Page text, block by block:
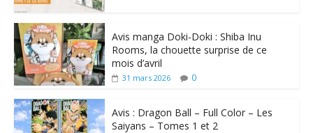
Avis manga Doki-Doki : Shiba Inu
Rooms, la chouette surprise de ce
mois d’avril
31 mars 2026 0
Avis : Dragon Ball – Full Color – Les
Saiyans – Tomes 1 et 2